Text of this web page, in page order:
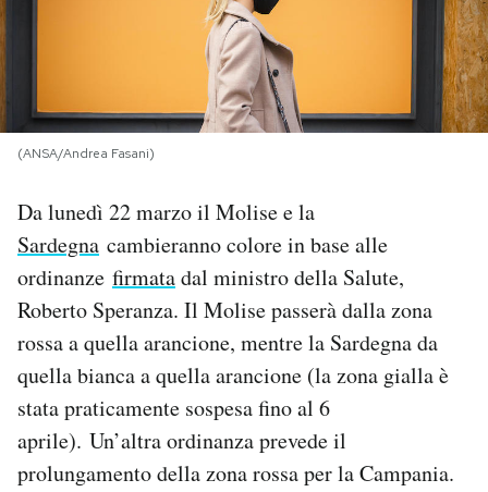
I MIEI PREFERITI
SHOP
CALENDARIO
AREA PERSONALE
Area Personale
Newsletter
Notifiche mobile
(ANSA/Andrea Fasani)
Da lunedì 22 marzo il Molise e la
Sardegna cambieranno colore in base alle
ordinanze firmatadal ministro della Salute,
Roberto Speranza. Il Molise passerà dalla zona
rossa a quella arancione, mentre la Sardegna da
quella bianca a quella arancione (la zona gialla è
stata praticamente sospesa fino al 6
aprile). Un’altra ordinanza prevede il
prolungamento della zona rossa per la Campania.